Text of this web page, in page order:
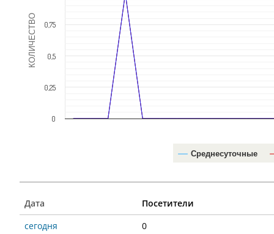
КОЛИЧЕСТВО
Среднесуточные
0
0,25
0,5
0,75
Дата Посетители
сегодня
0